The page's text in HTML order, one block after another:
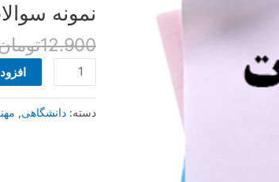
نمونه
12.900
رشته
عدد
دسته: دانشگاهی,